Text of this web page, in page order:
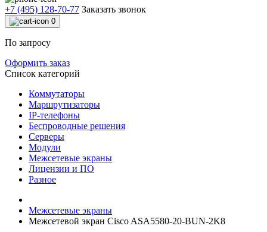
+7 (495) 128-70-77 Заказать звонок
0
По запросу
Оформить заказ
Список категорий
Коммутаторы
Маршрутизаторы
IP-телефоны
Беспроводные решения
Серверы
Модули
Межсетевые экраны
Лицензии и ПО
Разное
Межсетевые экраны
Межсетевой экран Cisco ASA5580-20-BUN-2K8